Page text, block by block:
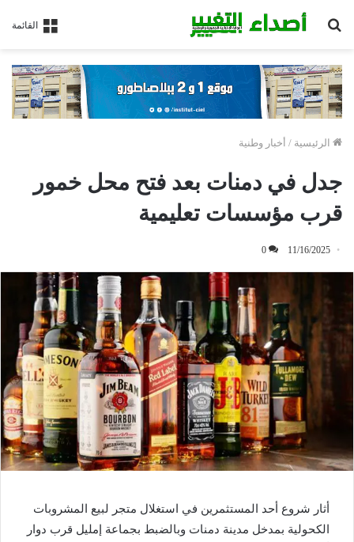
القائمة
الرئيسية / أخبار وطنية
جدل في دمنات بعد فتح محل خمور
قرب مؤسسات تعليمية
11/16/2025
0
أثار شروع أحد المستثمرين في استغلال متجر لبيع المشروبات
الكحولية بمدخل مدينة دمنات وبالضبط بجماعة إمليل قرب دوار